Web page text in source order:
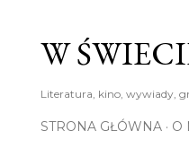
W
Literatura, kino, wywiady,
STRONA GŁÓWNA O